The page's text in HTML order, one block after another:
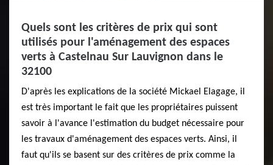
Quels sont les critères de prix qui sont
utilisés pour l'aménagement des espaces
verts à Castelnau Sur Lauvignon dans le
32100
D'après les explications de la société Mickael Elagage, il
est très important le fait que les propriétaires puissent
savoir à l'avance l'estimation du budget nécessaire pour
les travaux d'aménagement des espaces verts. Ainsi, il
faut qu'ils se basent sur des critères de prix comme la